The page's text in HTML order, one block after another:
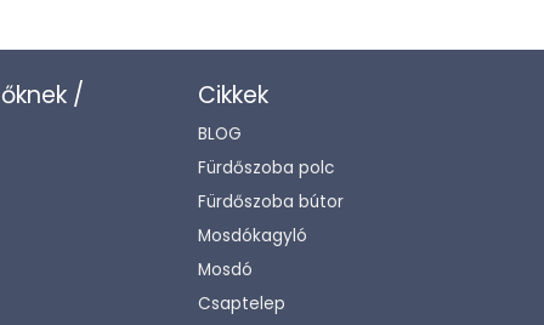
/
Cikkek
BLOG
Fürdőszoba polc
Fürdőszoba bútor
Mosdókagyló
Mosdó
Csaptelep